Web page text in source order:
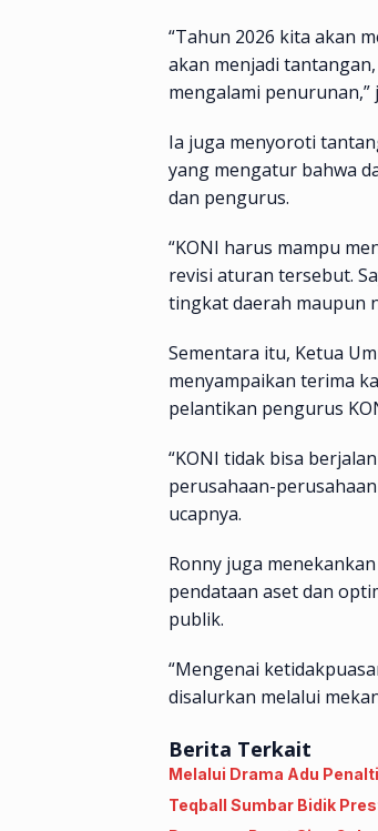
“Tahun 2026 kita akan
akan menjadi
mengalami penurunan,”
Ia juga menyoroti
yang mengatur bahwa
dan pengurus.
“KONI harus mampu
revisi aturan tersebut.
tingkat daerah maupun
Sementara itu, Ketua
menyampaikan terima
pelantikan pengurus
“KONI tidak bisa
perusahaan-
ucapnya.
Ronny juga
pendataan aset dan
publik.
“Mengenai
disalurkan melalui
Berita Terkait
Melalui Drama Adu
Teqball Sumbar Bidik